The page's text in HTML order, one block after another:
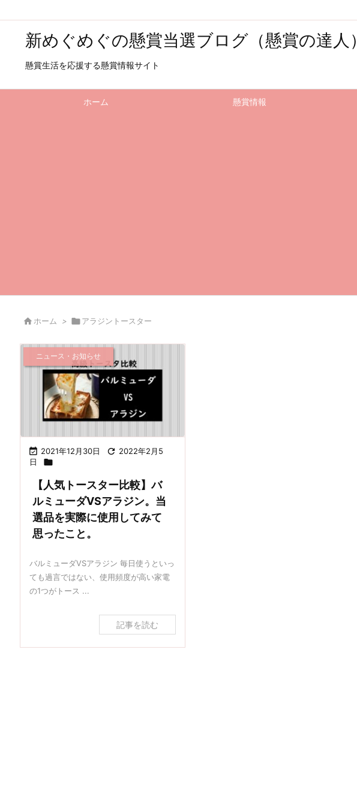
新めぐめぐの懸賞当選ブログ（懸賞の達人）
懸賞生活を応援する懸賞情報サイト
ホーム 懸賞情報
 ホーム > アラジントースター
 2021年12月30日  2022年2月5
日

ニュース・お知らせ
【人気トースター比較】バ
ルミューダVSアラジン。当
選品を実際に使用してみて
思ったこと。
バルミューダVSアラジン 毎日使うといっ
ても過言ではない、使用頻度が高い家電
の1つがトース ...
記事を読む